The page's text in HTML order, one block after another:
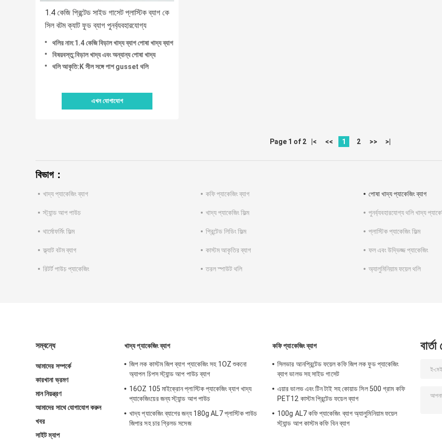
1.4 কেজি প্রিন্টেড সাইড গাসেট প্লাস্টিক ব্যাগ কে
সিল বটম ক্যাট ফুড ব্যাগ পুনর্ব্যবহারযোগ্য
থলির নাম:1.4 কেজি বিড়াল খাদ্য ব্যাগ পোষা খাদ্য ব্যাগ
বিষয়বস্তু:বিড়াল খাদ্য এবং অন্যান্য পোষা খাদ্য
থলি আকৃতি:K সীল সঙ্গে পাশ gusset থলি
এখন যোগাযোগ
Page 1 of 2 |< << 1 2 >> >|
বিভাগ：
খাদ্য প্যাকেজিং ব্যাগ কফি প্যাকেজিং ব্যাগ পোষা খাদ্য প্যাকেজিং ব্যাগ
স্ট্যান্ড আপ পাউচ খাদ্য প্যাকেজিং ফিল্ম পুনর্ব্যবহারযোগ্য থলি খাদ্য
থার্মোফর্মিং ফিল্ম প্রিন্টেড লিডিং ফিল্ম প্লাস্টিক প্যাকেজিং ফিল্ম
ফ্ল্যাট বটম ব্যাগ কাস্টম আকৃতির ব্যাগ ফল এবং উদ্ভিজ্জ প্যাকেজিং
রিটর্ট পাউচ প্যাকেজিং তরল স্পাউট থলি অ্যালুমিনিয়াম ফয়েল থলি
সম্বন্ধে
আমাদের সম্পর্কে
কারখানা ভ্রমণ
মান নিয়ন্ত্রণ
আমাদের সাথে যোগাযোগ করুন
খবর
সাইট ম্যাপ
খাদ্য প্যাকেজিং ব্যাগ
জিপ লক কাস্টম জিপ ব্যাগ প্যাকেজিং সহ 1OZ শুকনো
অ্যাপল চিপস স্ট্যান্ড আপ পাউচ ব্যাগ
16OZ 105 মাইক্রোন প্লাস্টিক প্যাকেজিং ব্যাগ খাদ্য
প্যাকেজিংয়ের জন্য স্ট্যান্ড আপ পাউচ
খাদ্য প্যাকেজিং ব্যাগের জন্য 180g AL7 প্লাস্টিক পাউচ
জিপার সহ চার গ্রিলড সসেজ
কফি প্যাকেজিং ব্যাগ
সিলভার আনপ্রিন্টেড ফয়েল কফি জিপ লক ফুড প্যাকেজিং
ব্যাগ ভালভ সহ সাইড গাসেট
এয়ার ভালভ এবং টিন টাই সহ কোয়াড সিল 500 গ্রাম কফি
PET12 কাস্টম প্রিন্টেড ফয়েল ব্যাগ
100g AL7 কফি প্যাকেজিং ব্যাগ অ্যালুমিনিয়াম ফয়েল
স্ট্যান্ড আপ কাস্টম কফি বিন ব্যাগ